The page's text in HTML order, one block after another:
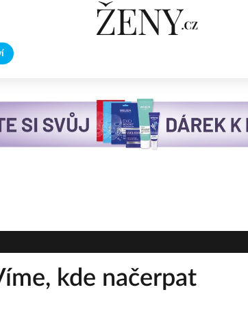
kde načerpat